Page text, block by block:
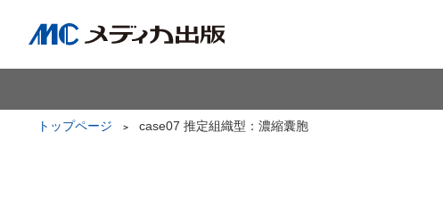
トップページ case07 推定組織型：濃縮囊胞